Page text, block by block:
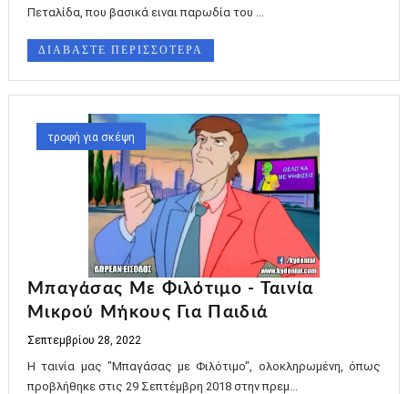
Πεταλίδα, που βασικά ειναι παρωδία του ...
ΔΙΑΒΑΣΤΕ ΠΕΡΙΣΣΟΤΕΡΑ
τροφή για σκέψη
Μπαγάσας Με Φιλότιμο - Ταινία
Μικρού Μήκους Για Παιδιά
Σεπτεμβρίου 28, 2022
Η ταινία μας "Μπαγάσας με Φιλότιμο", ολοκληρωμένη, όπως
προβλήθηκε στις 29 Σεπτέμβρη 2018 στην πρεμ...